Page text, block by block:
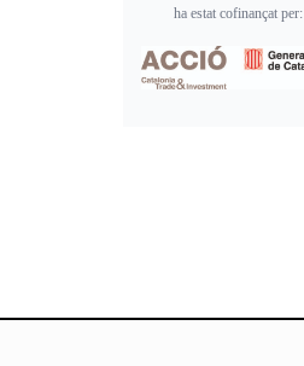
ha estat cofinançat per: